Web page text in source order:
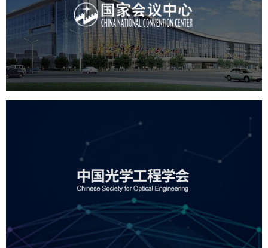
专业服务 网站建设 网站设计
中国光学工程学会
机构组织 国企 品牌官网 网站建设 网站设计